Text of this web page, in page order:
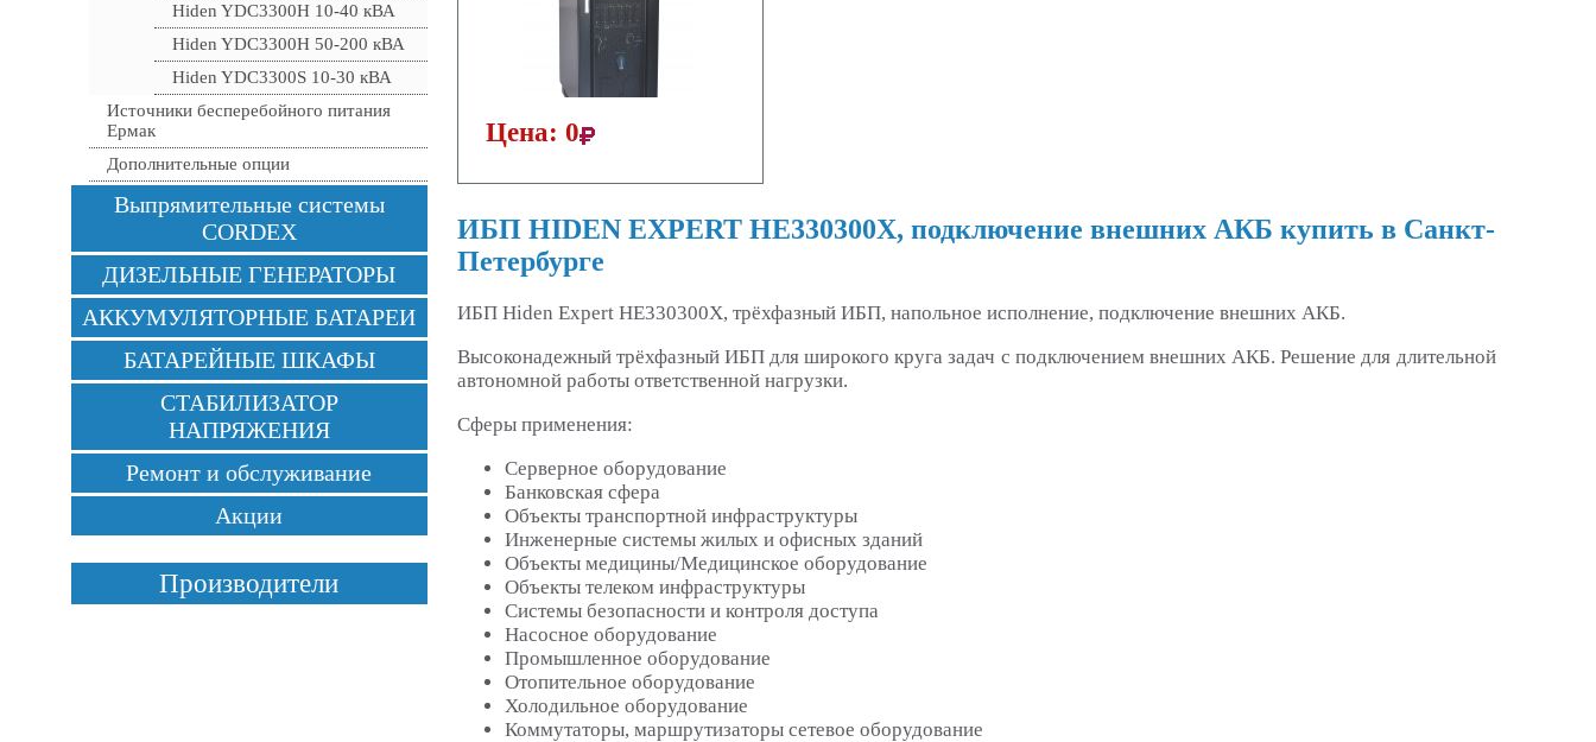
Цена: 0
ИБП HIDEN EXPERT HE330300X, подключение внешних АКБ купить в Санкт-
Петербурге
ИБП Hiden Expert HE330300X, трёхфазный ИБП, напольное исполнение, подключение внешних АКБ.
Высоконадежный трёхфазный ИБП для широкого круга задач с подключением внешних АКБ. Решение для длительной
автономной работы ответственной нагрузки.
Сферы применения:
Серверное оборудование
Банковская сфера
Объекты транспортной инфраструктуры
Инженерные системы жилых и офисных зданий
Объекты медицины/Медицинское оборудование
Объекты телеком инфраструктуры
Системы безопасности и контроля доступа
Насосное оборудование
Промышленное оборудование
Отопительное оборудование
Холодильное оборудование
Коммутаторы, маршрутизаторы сетевое оборудование
Hiden YDC3300H 10-40 кВА
Hiden YDC3300H 50-200 кВА
Hiden YDC3300S 10-30 кВА
Источники бесперебойного питания
Ермак
Дополнительные опции
Выпрямительные системы
CORDEX
ДИЗЕЛЬНЫЕ ГЕНЕРАТОРЫ
АККУМУЛЯТОРНЫЕ БАТАРЕИ
БАТАРЕЙНЫЕ ШКАФЫ
СТАБИЛИЗАТОР
НАПРЯЖЕНИЯ
Ремонт и обслуживание
Акции
Производители